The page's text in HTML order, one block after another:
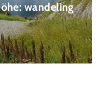
wandeling